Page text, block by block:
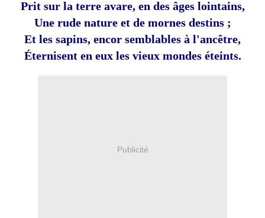
Prit sur la terre avare, en des âges lointains,
Une rude nature et de mornes destins ;
Et les sapins, encor semblables à l'ancêtre,
Éternisent en eux les vieux mondes éteints.
Publicité